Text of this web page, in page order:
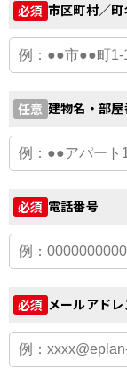
必須 市区町村／
任意 建物名・部屋
必須 電話番号
必須 メールアドレ